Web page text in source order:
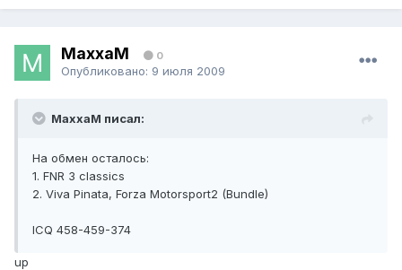
MaxxaM 0
Опубликовано: 9 июля 2009
MaxxaM писал:
На обмен осталось:
1. FNR 3 classics
2. Viva Pinata, Forza Motorsport2 (Bundle)
ICQ 458-459-374
up